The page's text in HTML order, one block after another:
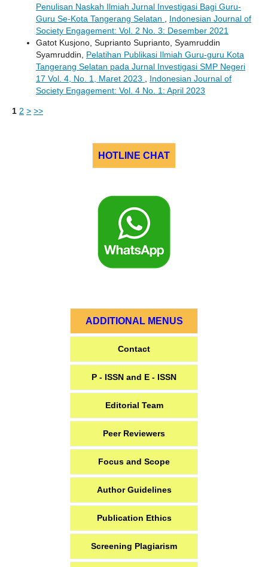
Penulisan Naskah Ilmiah Jurnal Investigasi Bagi Guru-
Guru Se-Kota Tangerang Selatan
Indonesian Journal of
Society Engagement: Vol. 2 No. 3: Desember 2021
Gatot Kusjono, Suprianto Suprianto, Syamruddin
Syamruddin, Pelatihan Publikasi Ilmiah Guru-guru Kota
Tangerang Selatan pada Jurnal Investigasi SMP Negeri
17 Vol. 4, No. 1, Maret 2023
Indonesian Journal of
Society Engagement: Vol. 4 No. 1: April 2023
1 2 > >>
HOTLINE CHAT
ADDITIONAL MENUS
Contact
P - ISSN and E - ISSN
Editorial Team
Peer Reviewers
Focus and Scope
Author Guidelines
Publication Ethics
Screening Plagiarism